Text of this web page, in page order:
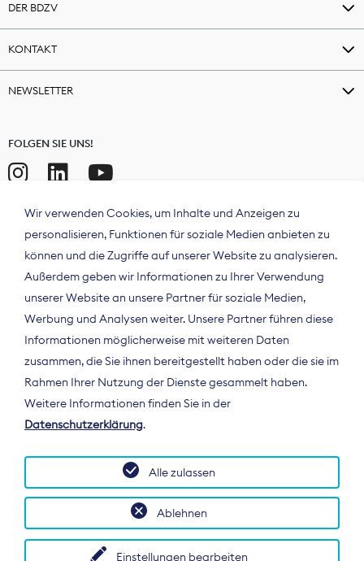
DER BDZV
KONTAKT
NEWSLETTER
FOLGEN SIE UNS!
Der Bundesverband Digitalpublisher und
Zeitungsverleger (BDZV) vertritt als
Spitzenorganisation die Interessen der
Deutschland und auf EU-Ebene.
Wir verwenden Cookies, um Inhalte und Anzeigen zu
personalisieren, Funktionen für soziale Medien anbieten zu
können und die Zugriffe auf unserer Website zu analysieren.
Außerdem geben wir Informationen zu Ihrer Verwendung
unserer Website an unsere Partner für soziale Medien,
Werbung und Analysen weiter. Unsere Partner führen diese
Informationen möglicherweise mit weiteren Daten
zusammen, die Sie ihnen bereitgestellt haben oder die sie im
Rahmen Ihrer Nutzung der Dienste gesammelt haben.
Weitere Informationen finden Sie in der
Datenschutzerklärung.
Einstellungen bearbeiten
Ablehnen
Alle zulassen